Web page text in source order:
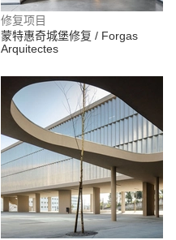
修复项目
蒙特惠奇城堡修复 / Forgas
Arquitectes